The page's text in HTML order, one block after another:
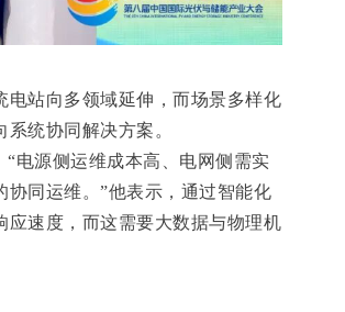
电站向多领域延伸，而场景多样化
统协同解决方案。
电源侧运维成本高、电网侧需实
同运维。”他表示，通过智能化
应速度，而这需要大数据与物理机